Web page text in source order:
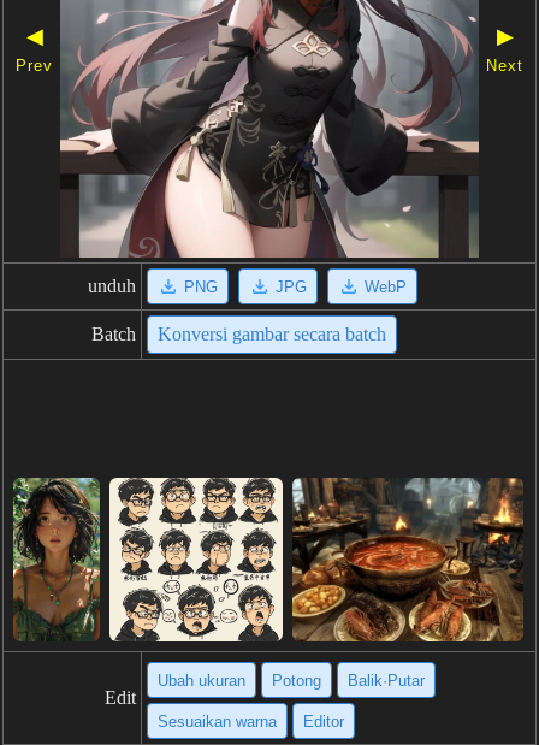
◀
Prev
▶
Next
unduh PNG JPG WebP
Batch Konversi gambar secara batch
Edit
Ubah ukuran Potong Balik·Putar
Sesuaikan warna Editor